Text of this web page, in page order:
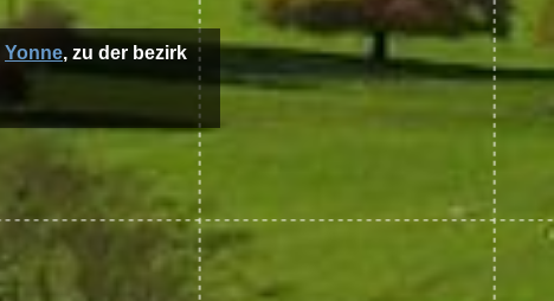
Yonne, zu der bezirk